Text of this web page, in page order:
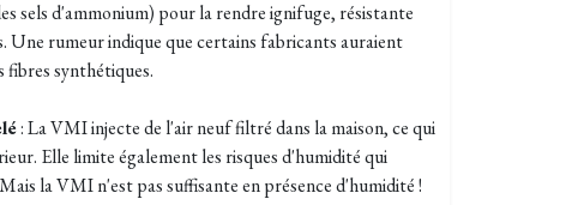
sels d'ammonium) pour la rendre ignifuge, résistante
Une rumeur indique que certains fabricants auraient
fibres synthétiques.
: La VMI injecte de l'air neuf filtré dans la maison, ce qui
Elle limite également les risques d'humidité qui
la VMI n'est pas suffisante en présence d'humidité !